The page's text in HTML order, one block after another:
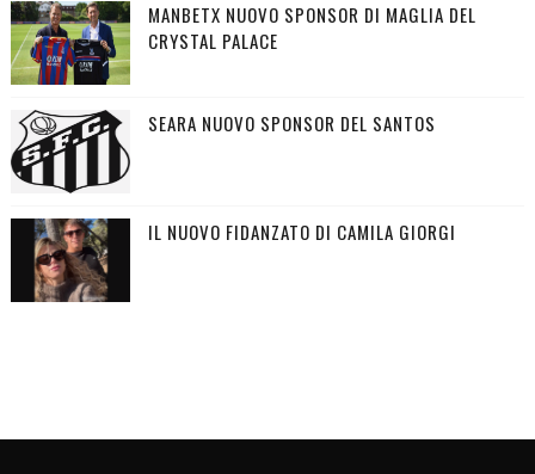
MANBETX NUOVO SPONSOR DI MAGLIA DEL
CRYSTAL PALACE
SEARA NUOVO SPONSOR DEL SANTOS
IL NUOVO FIDANZATO DI CAMILA GIORGI